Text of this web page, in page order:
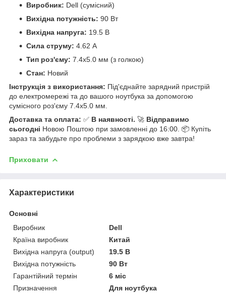
Виробник: Dell (сумісний)
Вихідна потужність: 90 Вт
Вихідна напруга: 19.5 В
Сила струму: 4.62 А
Тип роз'єму: 7.4x5.0 мм (з голкою)
Стан: Новий
Інструкція з використання: Під'єднайте зарядний пристрій
до електромережі та до вашого ноутбука за допомогою
сумісного роз'єму 7.4x5.0 мм.
Доставка та оплата: ✅ В наявності. 🚀 Відправимо
сьогодні Новою Поштою при замовленні до 16:00. 📦 Купіть
зараз та забудьте про проблеми з зарядкою вже завтра!
Приховати
Характеристики
Основні
Виробник
Dell
Країна виробник
Китай
Вихідна напруга (output)
19.5 В
Вихідна потужність
90 Вт
Гарантійний термін
6 міс
Призначення
Для ноутбука